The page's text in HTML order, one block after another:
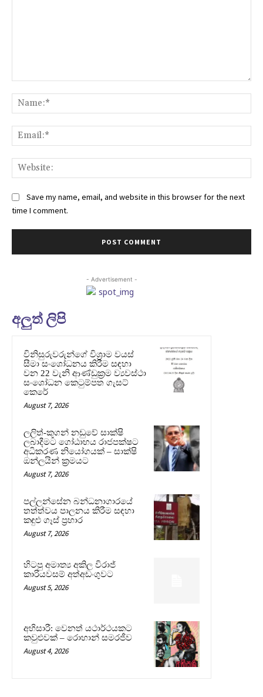
Save my name, email, and website in this browser for the next
time I comment.
- Advertisement -
අලුත් ලිපි
විනිසුරුවරුන්ගේ විශ්‍රාම වයස්
සීමා සංශෝධනය කිරීම සඳහා
වන 22 වැනි ආණ්ඩුක්‍රම ව්‍යවස්ථා
සංශෝධන කෙටුම්පත ගැසට්
කෙරේ
August 7, 2026
ලලිත්-කූගන් නඩුවේ සාක්ෂි
ලබාදීමට ගෝඨාභය රාජපක්ෂට
අධිකරණ නියෝගයක් – සාක්ෂි
ඔන්ලයින් ක්‍රමයට
August 7, 2026
පල්ලන්සේන බන්ධනාගාරයේ
තත්ත්වය පාලනය කිරීම සඳහා
කඳුළු ගෑස් ප්‍රහාර
August 7, 2026
හිටපු අමාත්‍ය අකිල විරාජ්
කාරියවසම් අත්අඩංගුවට
August 5, 2026
අභිසාරී: වෙනත් යථාර්ථයකට
කවුළුවක් – රොහාන් සමරජීව
August 4, 2026